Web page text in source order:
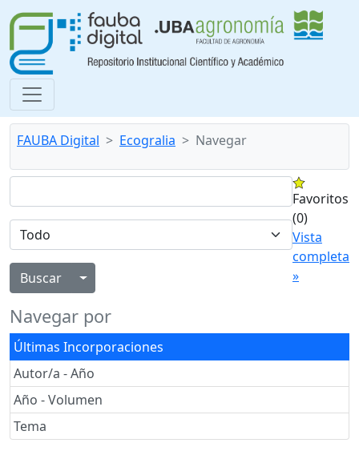
FAUBA Digital Ecogralia Navegar
Alternar menú desplegable
Favoritos
(0)
Vista
completa
»
Navegar por
Últimas Incorporaciones
Autor/a - Año
Año - Volumen
Tema